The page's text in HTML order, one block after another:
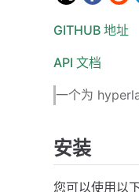
GITHUB 地址
API 文档
一个为
安装
您可以使用以